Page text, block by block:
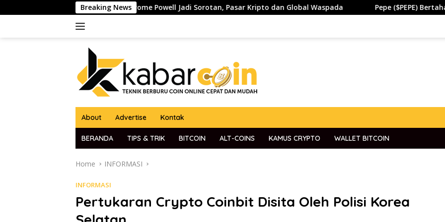
to
Breaking News
Ketua The Fed Jerome Powell Jadi Sorotan, Pasar Kripto dan Global Waspada Pepe ($PEPE) Bertahan di Zona
About Advertise Kontak
BERANDA TIPS & TRIK BITCOIN ALT-COINS KAMUS CRYPTO WALLET BITCOIN
Home INFORMASI
INFORMASI
Pertukaran Crypto Coinbit Disita Oleh Polisi Korea